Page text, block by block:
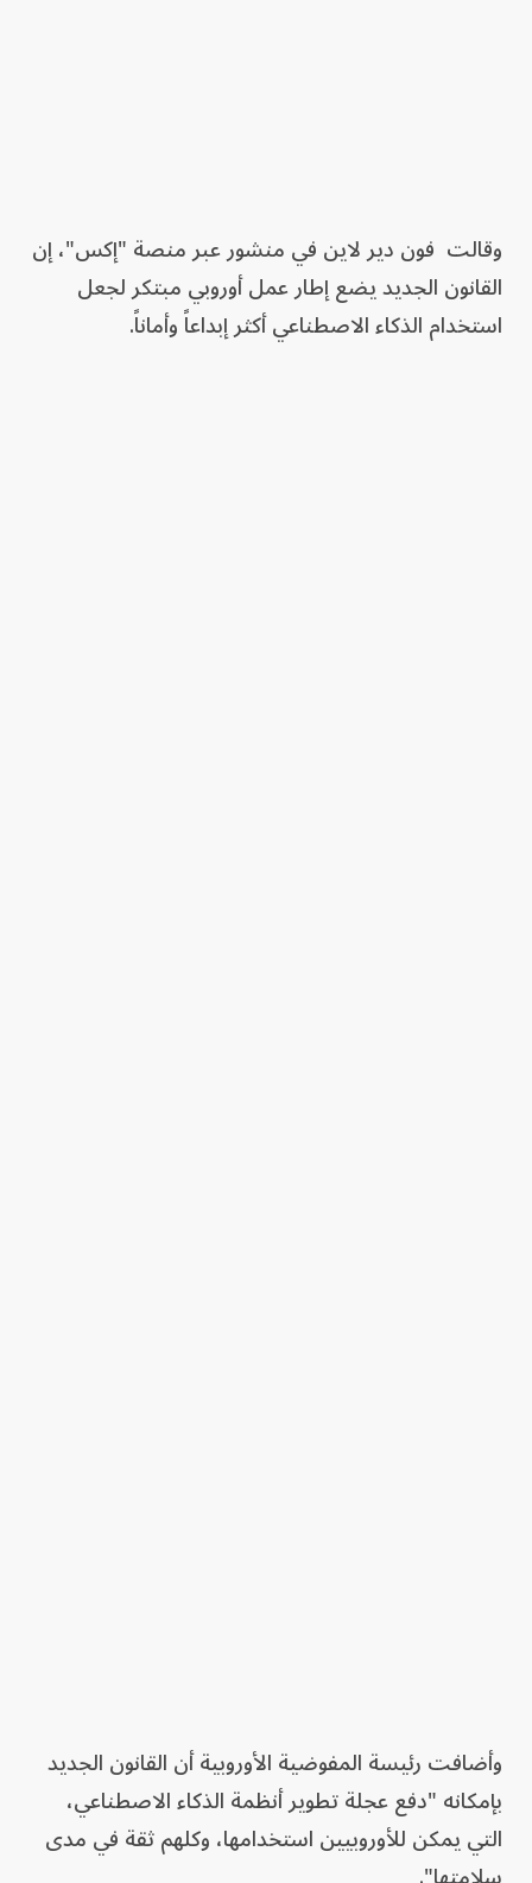
وقالت فون دير لاين في منشور عبر منصة "إكس"، إن
القانون الجديد يضع إطار عمل أوروبي مبتكر لجعل
استخدام الذكاء الاصطناعي أكثر إبداعاً وأماناً.
وأضافت رئيسة المفوضية الأوروبية أن القانون الجديد
بإمكانه "دفع عجلة تطوير أنظمة الذكاء الاصطناعي،
التي يمكن للأوروبيين استخدامها، وكلهم ثقة في مدى